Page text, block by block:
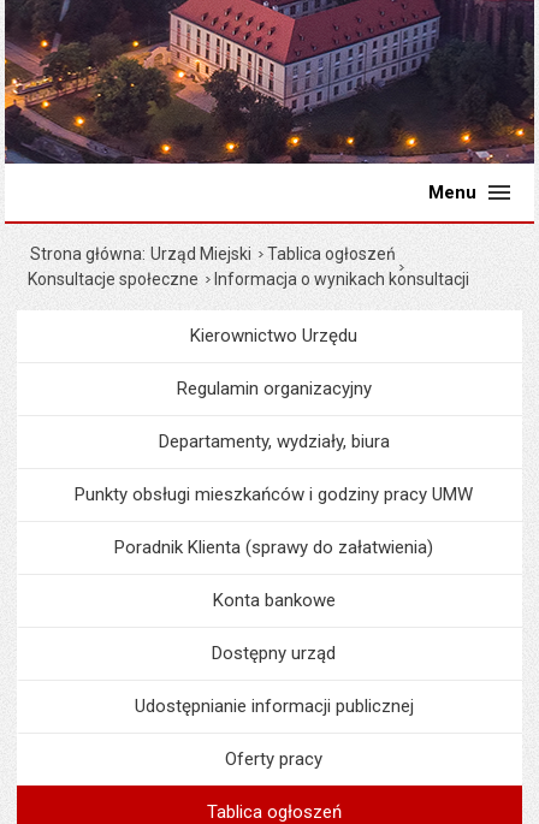
Menu
Strona główna Urząd Miejski
Tablica ogłoszeń
Konsultacje społeczne
Informacja o wynikach konsultacji
MenuUrząd Miejski
Kierownictwo Urzędu
Regulamin organizacyjny
Departamenty, wydziały, biura
Punkty obsługi mieszkańców i godziny pracy UMW
Poradnik Klienta (sprawy do załatwienia)
Konta bankowe
Dostępny urząd
Udostępnianie informacji publicznej
Oferty pracy
Tablica ogłoszeń